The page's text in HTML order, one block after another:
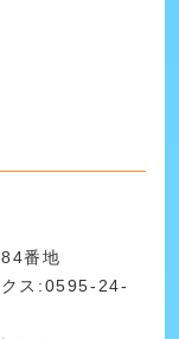
番地
クス:0595-24-